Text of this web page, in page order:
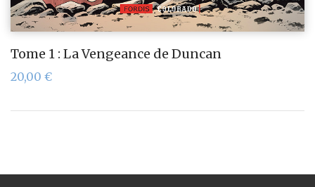
Tome 1 : La Vengeance de Duncan
20,00 €